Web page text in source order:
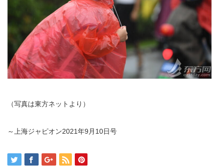
（写真は東方ネットより）
～上海ジャピオン2021年9月10日号